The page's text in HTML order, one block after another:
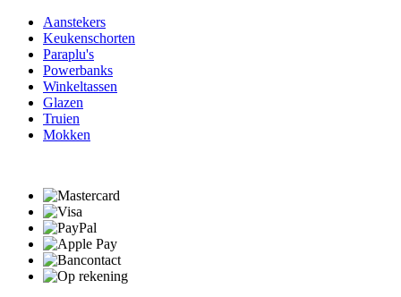
Aanstekers
Keukenschorten
Paraplu's
Powerbanks
Winkeltassen
Glazen
Truien
Mokken